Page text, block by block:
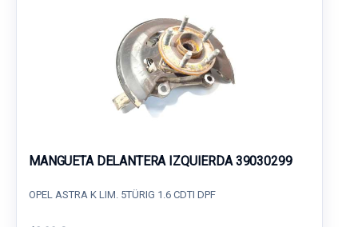
MANGUETA DELANTERA IZQUIERDA 39030299
OPEL ASTRA K LIM. 5TÜRIG 1.6 CDTI DPF